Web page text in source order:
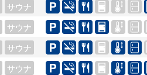
サウナ
サウナ
サウナ
サウナ